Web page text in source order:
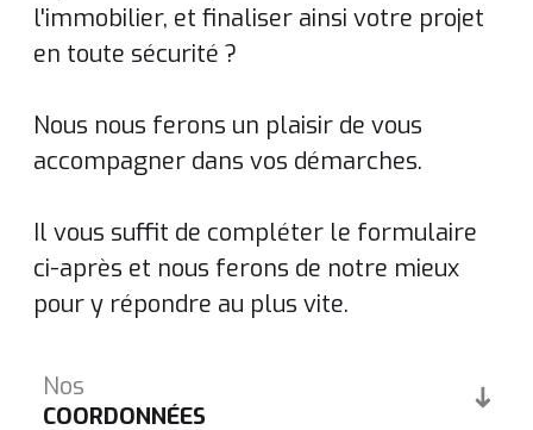
l'immobilier, et finaliser ainsi votre projet
en toute sécurité ?
Nous nous ferons un plaisir de vous
accompagner dans vos démarches.
Il vous suffit de compléter le formulaire
ci-après et nous ferons de notre mieux
pour y répondre au plus vite.
Nos
COORDONNÉES